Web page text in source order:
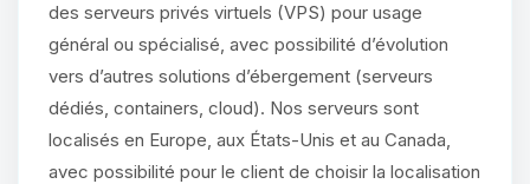
des serveurs privés virtuels (VPS) pour usage
général ou spécialisé, avec possibilité d’évolution
vers d’autres solutions d’ébergement (serveurs
dédiés, containers, cloud). Nos serveurs sont
localisés en Europe, aux États-Unis et au Canada,
avec possibilité pour le client de choisir la localisation